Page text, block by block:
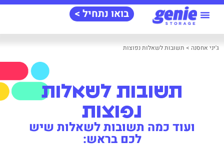
בואו נתחיל >
ג'יני‭ ‬אחסנה > תשובות לשאלות נפוצות
תשובות לשאלות
נפוצות
ועוד כמה תשובות לשאלות שיש
לכם בראש: